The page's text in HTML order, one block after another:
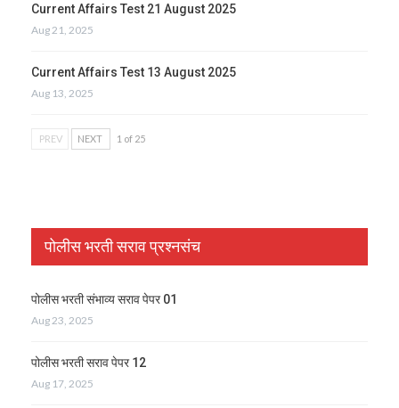
Current Affairs Test 21 August 2025
Aug 21, 2025
Current Affairs Test 13 August 2025
Aug 13, 2025
PREV NEXT 1 of 25
पोलीस भरती सराव प्रश्नसंच
पोलीस भरती संभाव्य सराव पेपर 01
Aug 23, 2025
पोलीस भरती सराव पेपर 12
Aug 17, 2025